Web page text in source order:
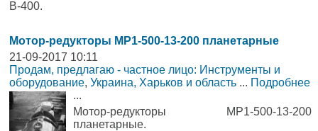
В-400.
Мотор-редукторы МР1-500-13-200 планетарные
21-09-2017 10:11
Продам, предлагаю - частное лицо: Инструменты и
оборудование, Украина, Харьков и область ... Подробнее
...
Мотор-редукторы МР1-500-13-200
планетарные.